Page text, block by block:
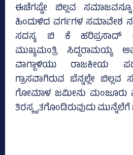
ಈಚೆಗಷ್ಟೇ ಬಿಲ್ಲವ
ಹಿಂದುಳಿದ ವರ್ಗಗಳ ಸಮಾವೇಶ
ಸದಸ್ಯ ಬಿ ಕೆ ಹರಿಪ್ರಸಾದ್‌
ಮುಖ್ಯಮಂತ್ರಿ ಸಿದ್ದರಾಮಯ್ಯ
ವಾಗ್ದಾಳಿಯು ರಾಜಕೀಯ
ಗ್ರಾಸವಾಗಿರುವ ಬೆನ್ನಲ್ಲೇ
ಗೋಮಾಳ ಜಮೀನು ಮಂಜೂರು
ತಿರಸ್ಕೃತಗೊಂಡಿರುವುದು